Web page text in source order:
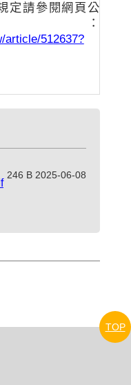
定請參閱網頁公
：
article/512637?
246 B 2025-06-08
TOP